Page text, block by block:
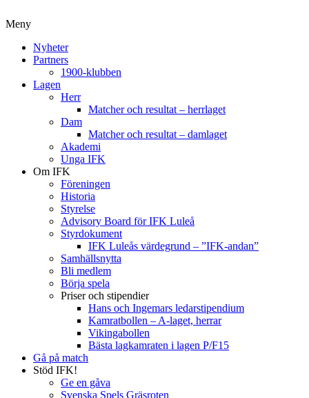
Meny
Nyheter
Partners
1900-klubben
Lagen
Herr
Matcher och resultat – herrlaget
Dam
Matcher och resultat – damlaget
Akademi
Unga IFK
Om IFK
Föreningen
Historia
Styrelse
Advisory Board för IFK Luleå
Styrdokument
IFK Luleås värdegrund – ”IFK-andan”
Samhällsnytta
Bli medlem
Börja spela
Priser och stipendier
Hans och Ingemars ledarstipendium
Kamratbollen – A-laget, herrar
Vikingabollen
Bästa lagkamraten i lagen P/F15
Gå på match
Stöd IFK!
Ge en gåva
Svenska Spels Gräsroten